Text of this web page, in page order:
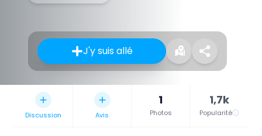
J'y suis allé
Discussion Avis
1
Photos
1,7k
Popularité